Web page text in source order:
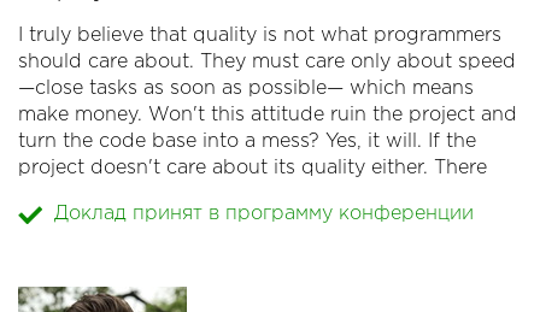
ответа?
Как отменить запрос? На TCP? На UDP?
К концу доклада вы сможете посчитать время всех
вариантов и выбрать подходящий для себя
способ.
I truly believe that quality is not what programmers
should care about. They must care only about speed
—close tasks as soon as possible— which means
make money. Won't this attitude ruin the project and
turn the code base into a mess? Yes, it will. If the
project doesn't care about its quality either. There
its programmers: 1) the project must be configured
making changes to those artifacts. The project cares
Доклад принят в программу конференции